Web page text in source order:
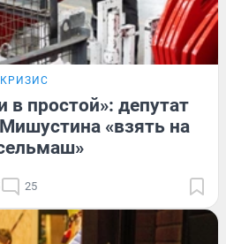
простой»: депутат
«взять на
25